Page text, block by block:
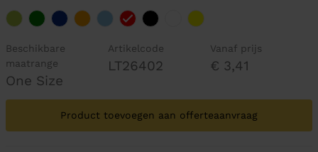
Beschikbare
maatrange
One Size
Artikelcode
LT26402
Vanaf prijs
€ 3,41
Product toevoegen aan offerteaanvraag